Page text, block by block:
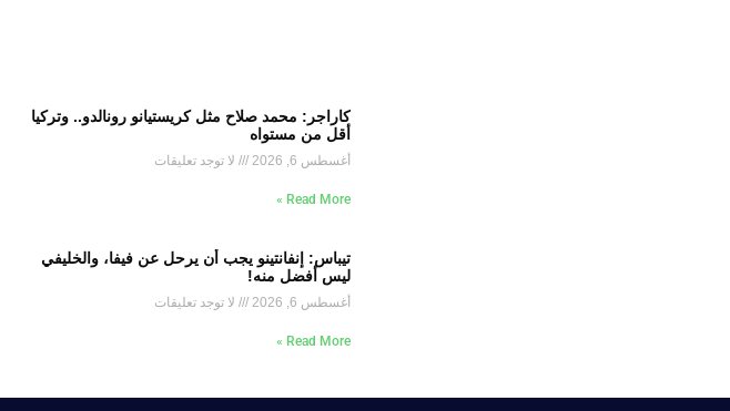
كاراجر: محمد صلاح مثل كريستيانو رونالدو.. وتركيا
أقل من مستواه
أغسطس 6, 2026 لا توجد تعليقات
Read More »
تيباس: إنفانتينو يجب أن يرحل عن فيفا، والخليفي
ليس أفضل منه!
أغسطس 6, 2026 لا توجد تعليقات
Read More »